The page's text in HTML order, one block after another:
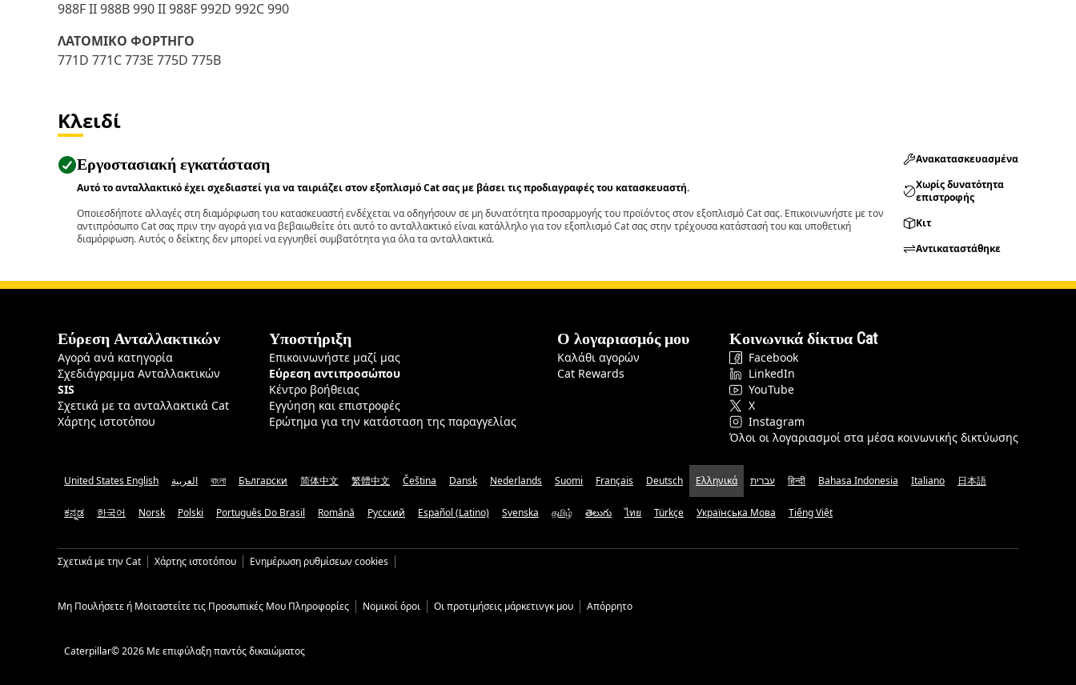
988F II 988B 990 II 988F 992D 992C 990
ΛΑΤΟΜΙΚΟ ΦΟΡΤΗΓΟ
771D 771C 773E 775D 775B
Κλειδί
Εργοστασιακή εγκατάσταση
Αυτό το ανταλλακτικό έχει σχεδιαστεί για να ταιριάζει στον εξοπλισμό Cat σας με βάσει τις προδιαγραφές του κατασκευαστή.
Οποιεσδήποτε αλλαγές στη διαμόρφωση του κατασκευαστή ενδέχεται να οδηγήσουν σε μη δυνατότητα προσαρμογής του προϊόντος στον εξοπλισμό Cat σας. Επικοινωνήστε με τον
αντιπρόσωπο Cat σας πριν την αγορά για να βεβαιωθείτε ότι αυτό το ανταλλακτικό είναι κατάλληλο για τον εξοπλισμό Cat σας στην τρέχουσα κατάστασή του και υποθετική
διαμόρφωση. Αυτός ο δείκτης δεν μπορεί να εγγυηθεί συμβατότητα για όλα τα ανταλλακτικά.
Ανακατασκευασμένα
Χωρίς δυνατότητα
επιστροφής
Κιτ
Αντικαταστάθηκε
Εύρεση Ανταλλακτικών
Αγορά ανά κατηγορία
Σχεδιάγραμμα Ανταλλακτικών
SIS
Σχετικά με τα ανταλλακτικά Cat
Χάρτης ιστοτόπου
Υποστήριξη
Επικοινωνήστε μαζί μας
Εύρεση αντιπροσώπου
Κέντρο βοήθειας
Εγγύηση και επιστροφές
Ερώτημα για την κατάσταση της παραγγελίας
Ο λογαριασμός μου
Καλάθι αγορών
Cat Rewards
Κοινωνικά δίκτυα Cat
Facebook
LinkedIn
YouTube
X
Instagram
Όλοι οι λογαριασμοί στα μέσα κοινωνικής δικτύωσης
United States English العربية বাংলা Български 简体中文 繁體中文 Čeština Dansk Nederlands Suomi Français Deutsch Ελληνικά עברית हिन्दी Bahasa Indonesia Italiano 日本語
ಕನ್ನಡ 한국어 Norsk Polski Português Do Brasil Română Русский Español (Latino) Svenska தமிழ் తెలుగు ไทย Türkçe Українська Мова Tiếng Việt
Σχετικά με την Cat Χάρτης ιστοτόπου Ενημέρωση ρυθμίσεων cookies
Μη Πουλήσετε ή Μοιταστείτε τις Προσωπικές Μου Πληροφορίες Νομικοί όροι Οι προτιμήσεις μάρκετινγκ μου Απόρρητο
Caterpillar© 2026 Με επιφύλαξη παντός δικαιώματος